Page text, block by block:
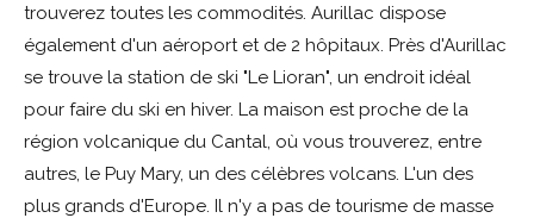
trouverez toutes les commodités. Aurillac dispose
également d'un aéroport et de 2 hôpitaux. Près d'Aurillac
se trouve la station de ski "Le Lioran", un endroit idéal
pour faire du ski en hiver. La maison est proche de la
région volcanique du Cantal, où vous trouverez, entre
autres, le Puy Mary, un des célèbres volcans. L'un des
plus grands d'Europe. Il n'y a pas de tourisme de masse